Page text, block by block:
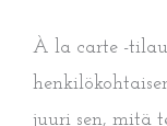
À la carte -
juuri sen, mitä